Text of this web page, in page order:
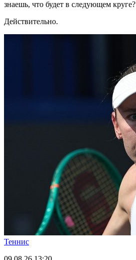
знаешь, что будет в следующем круге?
Действительно.
Теннис